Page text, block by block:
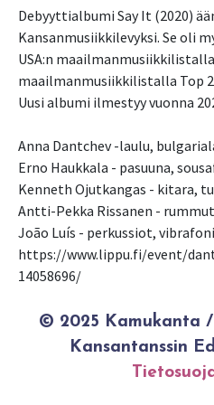
Debyyttialbumi Say It (2020)
Kansanmusiikkilevyksi. Se oli
USA:n
maailmanmusiikkilistalla Top
Uusi albumi ilmestyy vuonna
Anna Dantchev -laulu,
Erno Haukkala - pasuuna,
Kenneth Ojutkangas - kitara,
Antti-Pekka Rissanen - rummut
João Luís - perkussiot, vibrafoni
https://www.lippu.fi/event/
14058696/
© 2025 Kamukanta
Kansantanssin